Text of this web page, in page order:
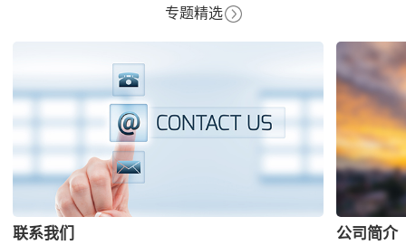
专题精选
联系我们 公司简介